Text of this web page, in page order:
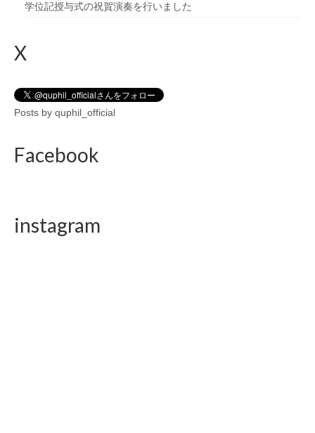
学位記授与式の祝賀演奏を行いました
X
Posts by quphil_official
Facebook
instagram